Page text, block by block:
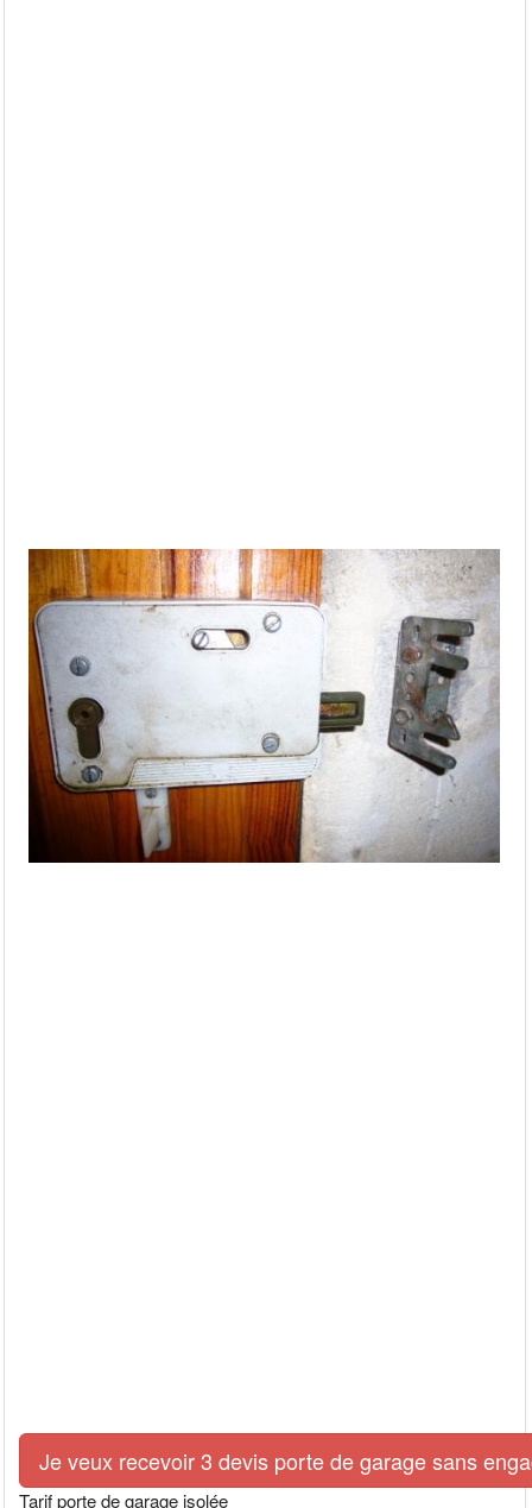
Je veux recevoir 3 devis porte de garage sans
Tarif porte de garage isolée